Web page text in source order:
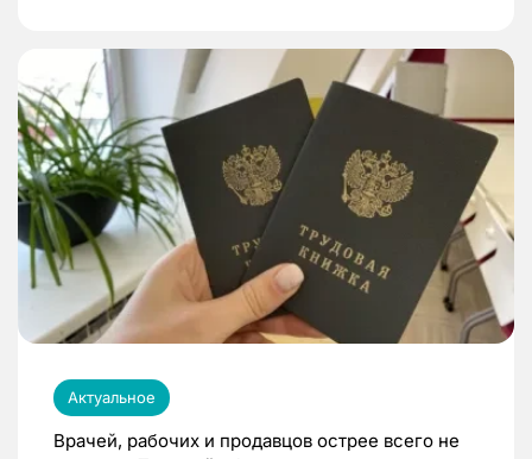
Актуальное
Врачей, рабочих и продавцов острее всего не